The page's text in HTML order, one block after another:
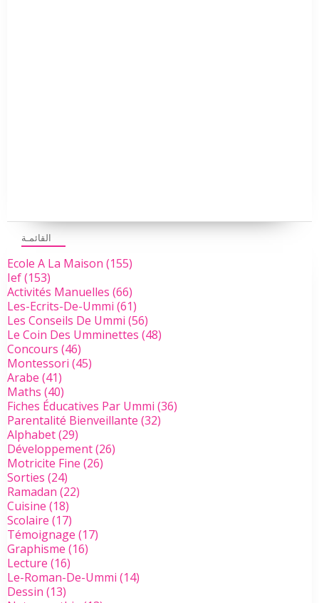
القائمـة
Ecole A La Maison (155)
Ief(153)
Activités Manuelles (66)
Les-Ecrits-De-Ummi (61)
Les Conseils De Ummi (56)
Le Coin Des Umminettes (48)
Concours (46)
Montessori (45)
Arabe (41)
Maths (40)
Fiches Éducatives Par Ummi (36)
Parentalité Bienveillante (32)
Alphabet(29)
Développement(26)
Motricite Fine (26)
Sorties (24)
Ramadan (22)
Cuisine (18)
Scolaire (17)
Témoignage (17)
Graphisme (16)
Lecture (16)
Le-Roman-De-Ummi (14)
Dessin (13)